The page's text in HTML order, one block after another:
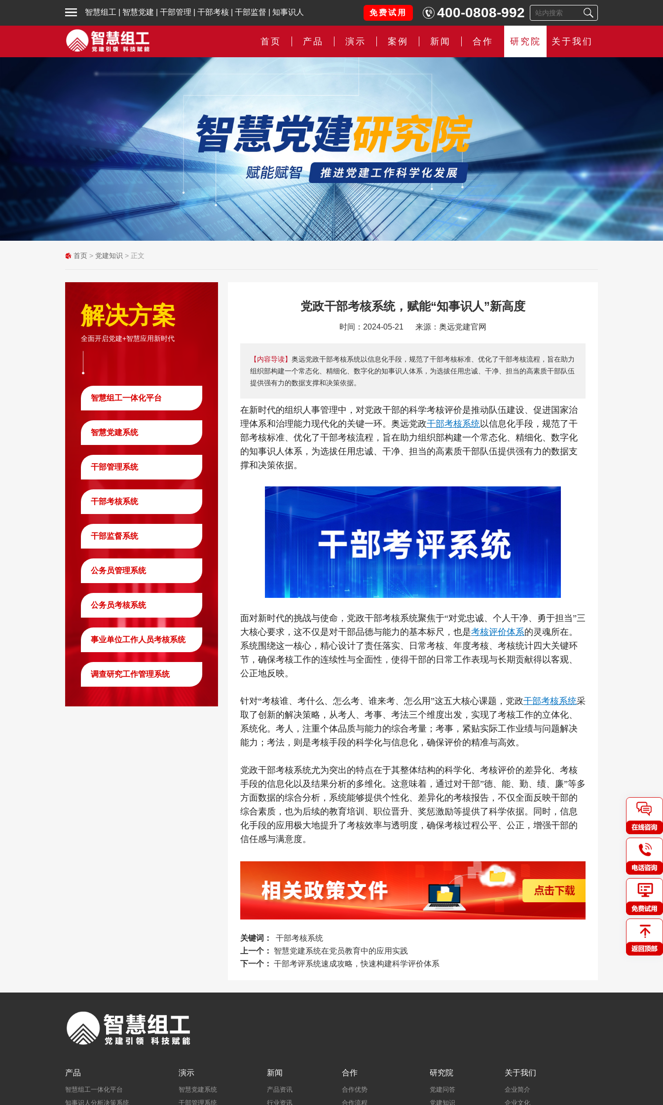
智慧组工 智慧党建 干部管理 干部考核 干部监督 知事识人 免费试用 400-0808-992
首页 产品 演示 案例 新闻 合作 研究院 关于我们
首页 > 党建知识 > 正文
解决方案
全面开启党建+智慧应用新时代
智慧组工一体化平台
智慧党建系统
干部管理系统
干部考核系统
干部监督系统
公务员管理系统
公务员考核系统
事业单位工作人员考核系统
调查研究工作管理系统
党政干部考核系统，赋能“知事识人”新高度
时间：2024-05-21 来源：奥远党建官网
【内容导读】 奥远党政干部考核系统以信息化手段，规范了干部考核标准、优化了干部考核流程，旨在助力
组织部构建一个常态化、精细化、数字化的知事识人体系，为选拔任用忠诚、干净、担当的高素质干部队伍
提供强有力的数据支撑和决策依据。
在新时代的组织人事管理中，对党政干部的科学考核评价是推动队伍建设、促进国家治
理体系和治理能力现代化的关键一环。奥远党政干部考核系统以信息化手段，规范了干
部考核标准、优化了干部考核流程，旨在助力组织部构建一个常态化、精细化、数字化
的知事识人体系，为选拔任用忠诚、干净、担当的高素质干部队伍提供强有力的数据支
撑和决策依据。
面对新时代的挑战与使命，党政干部考核系统聚焦于“对党忠诚、个人干净、勇于担当”三
大核心要求，这不仅是对干部品德与能力的基本标尺，也是考核评价体系的灵魂所在。
系统围绕这一核心，精心设计了责任落实、日常考核、年度考核、考核统计四大关键环
节，确保考核工作的连续性与全面性，使得干部的日常工作表现与长期贡献得以客观、
公正地反映。
针对“考核谁、考什么、怎么考、谁来考、怎么用”这五大核心课题，党政干部考核系统采
取了创新的解决策略，从考人、考事、考法三个维度出发，实现了考核工作的立体化、
系统化。考人，注重个体品质与能力的综合考量；考事，紧贴实际工作业绩与问题解决
能力；考法，则是考核手段的科学化与信息化，确保评价的精准与高效。
党政干部考核系统尤为突出的特点在于其整体结构的科学化、考核评价的差异化、考核
手段的信息化以及结果分析的多维化。这意味着，通过对干部”德、能、勤、绩、廉”等多
方面数据的综合分析，系统能够提供个性化、差异化的考核报告，不仅全面反映干部的
综合素质，也为后续的教育培训、职位晋升、奖惩激励等提供了科学依据。同时，信息
化手段的应用极大地提升了考核效率与透明度，确保考核过程公平、公正，增强干部的
信任感与满意度。
关键词：
干部考核系统
上一个：
智慧党建系统在党员教育中的应用实践
下一个： 干部考评系统速成攻略，快速构建科学评价体系
产品
智慧组工一体化平台
知事识人分析决策系统
演示
智慧党建系统
干部管理系统
新闻
产品资讯
行业资讯
合作
合作优势
合作流程
研究院
党建问答
党建知识
关于我们
企业简介
企业文化